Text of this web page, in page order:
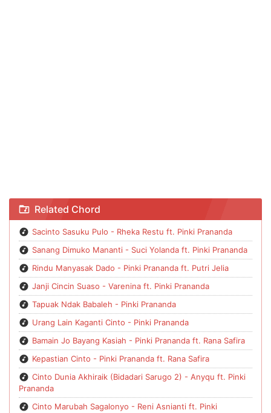
Chord Kapalo 3 - Pinki Prananda ft. Beata Puspa
Related Chord
Sacinto Sasuku Pulo - Rheka Restu ft. Pinki Prananda
Sanang Dimuko Mananti - Suci Yolanda ft. Pinki Prananda
Rindu Manyasak Dado - Pinki Prananda ft. Putri Jelia
Janji Cincin Suaso - Varenina ft. Pinki Prananda
Tapuak Ndak Babaleh - Pinki Prananda
Urang Lain Kaganti Cinto - Pinki Prananda
Bamain Jo Bayang Kasiah - Pinki Prananda ft. Rana Safira
Kepastian Cinto - Pinki Prananda ft. Rana Safira
Cinto Dunia Akhiraik (Bidadari Sarugo 2) - Anyqu ft. Pinki
Prananda
Cinto Marubah Sagalonyo - Reni Asnianti ft. Pinki